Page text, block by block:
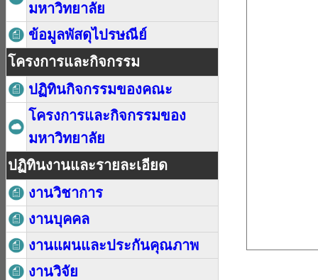
มหาวิทยาลัย
ข้อมูลพัสดุไปรษณีย์
โครงการและกิจกรรม
ปฏิทินกิจกรรมของคณะ
โครงการและกิจกรรมของ
มหาวิทยาลัย
ปฏิทินงานและรายละเอียด
งานวิชาการ
งานบุคคล
งานแผนและประกันคุณภาพ
งานวิจัย